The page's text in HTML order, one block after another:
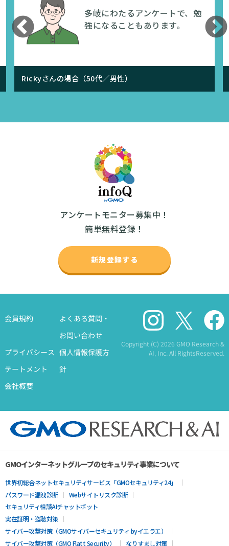
infoQを趣味に還元！google
playカードに交換し、ゲーム
や映画に利用。
ありささんの場合（20代／女性）
アンケートモニター募集中！
簡単無料登録！
新規登録する
会員規約
よくある質問・
お問い合わせ
プライバシース
テートメント
個人情報保護方
針
会社概要
Copyright (C)2026 GMO Research &
AI, Inc. All RightsReserved.
GMOインターネットグループのセキュリティ事業について
世界初総合ネットセキュリティサービス「GMOセキュリティ24」
パスワード漏洩診断
Webサイトリスク診断
セキュリティ相談AIチャットボット
実在証明・盗聴対策
サイバー攻撃対策（GMOサイバーセキュリティ byイエラエ）
サイバー攻撃対策（GMO Flatt Security）
なりすまし対策